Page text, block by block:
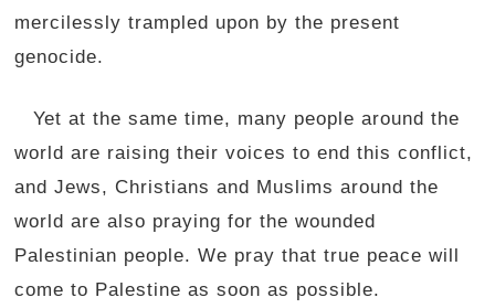
mercilessly trampled upon by the present
genocide.
Yet at the same time, many people around the
world are raising their voices to end this conflict,
and Jews, Christians and Muslims around the
world are also praying for the wounded
Palestinian people. We pray that true peace will
come to Palestine as soon as possible.